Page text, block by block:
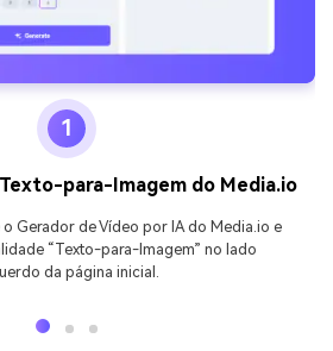
1
para-Imagem do Media.io
o Gerador de Vídeo por IA do Media.io e
“Texto-para-Imagem” no lado
da página inicial.